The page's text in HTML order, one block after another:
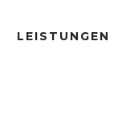
LEISTUNGEN